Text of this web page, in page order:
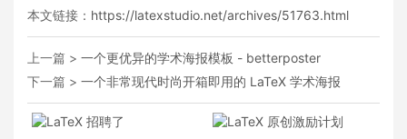
本文链接： https://latexstudio.net/archives/51763.html
上一篇 > 一个更优异的学术海报模板 - betterposter
下一篇 > 一个非常现代时尚开箱即用的 LaTeX 学术海报